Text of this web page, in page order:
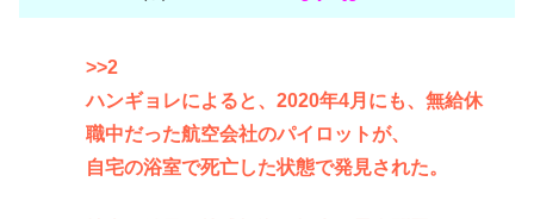
>>2
ハンギョレによると、2020年4月にも、無給休
職中だった航空会社のパイロットが、
自宅の浴室で死亡した状態で発見された。